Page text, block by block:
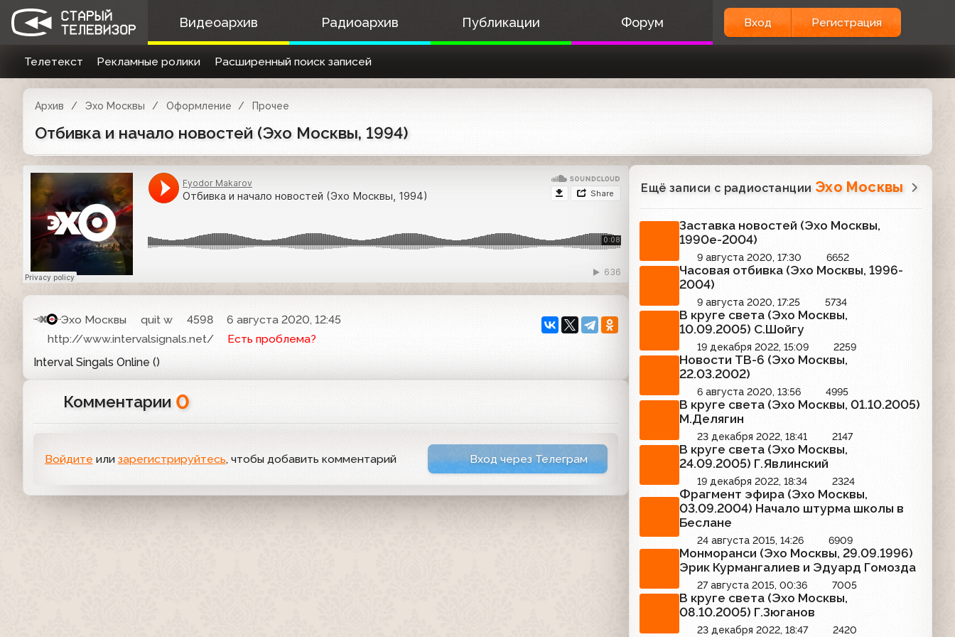
Видеоархив Радиоархив Публикации Форум Вход Регистрация
Телетекст Рекламные ролики Расширенный поиск записей
Архив Эхо Москвы Оформление Прочее
Отбивка и начало новостей (Эхо Москвы, 1994)
Эхо Москвы quit w 4598
6 августа 2020, 12:45
http://www.intervalsignals.net/
Есть проблема?
Interval Singals Online ()
Комментарии 0
Войдите или зарегистрируйтесь, чтобы добавить комментарий Вход через Телеграм
Ещё записи с радиостанции Эхо Москвы
Заставка новостей (Эхо Москвы,
1990е-2004)
9 августа 2020, 17:30 6652
Часовая отбивка (Эхо Москвы, 1996-
2004)
9 августа 2020, 17:25 5734
В круге света (Эхо Москвы,
10.09.2005) С.Шойгу
19 декабря 2022, 15:09 2259
Новости ТВ-6 (Эхо Москвы,
22.03.2002)
6 августа 2020, 13:56 4995
В круге света (Эхо Москвы, 01.10.2005)
М.Делягин
23 декабря 2022, 18:41 2147
В круге света (Эхо Москвы,
24.09.2005) Г.Явлинский
19 декабря 2022, 18:34 2324
Фрагмент эфира (Эхо Москвы,
03.09.2004) Начало штурма школы в
Беслане
24 августа 2015, 14:26 6909
Монморанси (Эхо Москвы, 29.09.1996)
Эрик Курмангалиев и Эдуард Гомозда
27 августа 2015, 00:36 7005
В круге света (Эхо Москвы,
08.10.2005) Г.Зюганов
23 декабря 2022, 18:47 2420